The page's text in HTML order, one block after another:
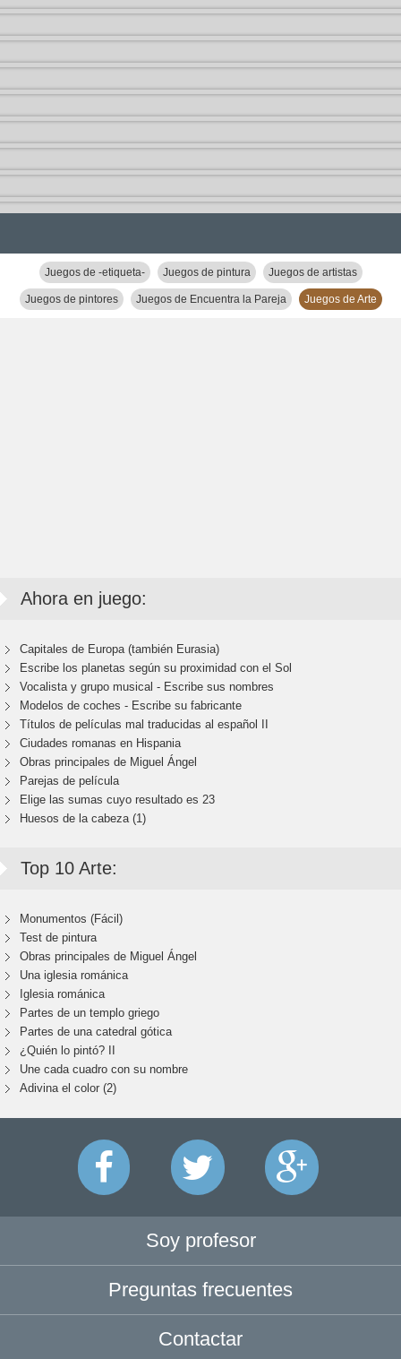
Juegos de -etiqueta- Juegos de pintura Juegos de artistas
Juegos de pintores Juegos de Encuentra la Pareja Juegos de Arte
Ahora en juego:
Capitales de Europa (también Eurasia)
Escribe los planetas según su proximidad con el Sol
Vocalista y grupo musical - Escribe sus nombres
Modelos de coches - Escribe su fabricante
Títulos de películas mal traducidas al español II
Ciudades romanas en Hispania
Obras principales de Miguel Ángel
Parejas de película
Elige las sumas cuyo resultado es 23
Huesos de la cabeza (1)
Top 10 Arte:
Monumentos (Fácil)
Test de pintura
Obras principales de Miguel Ángel
Una iglesia románica
Iglesia románica
Partes de un templo griego
Partes de una catedral gótica
¿Quién lo pintó? II
Une cada cuadro con su nombre
Adivina el color (2)
Soy profesor
Preguntas frecuentes
Contactar